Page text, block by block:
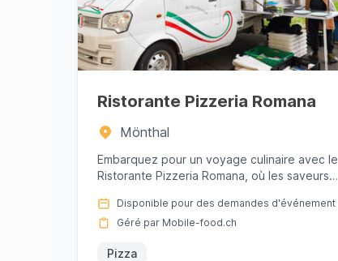
Ristorante Pizzeria Romana
Mönthal
Embarquez pour un voyage culinaire avec le
Ristorante Pizzeria Romana, où les saveurs
Disponible pour des demandes d'événement
Géré par Mobile-food.ch
Pizza